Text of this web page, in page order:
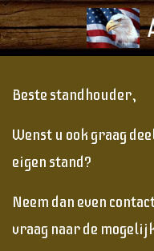
Ga
direct
Beste standhouder,
Wenst u ook graag
eigen stand?
Neem dan even
vraag naar de